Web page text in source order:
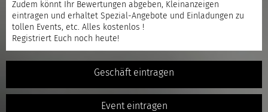
Zudem könnt Ihr Bewertungen abgeben, Kleinanzeigen
eintragen und erhaltet Spezial-Angebote und Einladungen zu
tollen Events, etc. Alles kostenlos !
Registriert Euch noch heute!
Geschäft eintragen
Event eintragen